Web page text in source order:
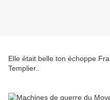
Elle était belle ton échoppe
Templier..